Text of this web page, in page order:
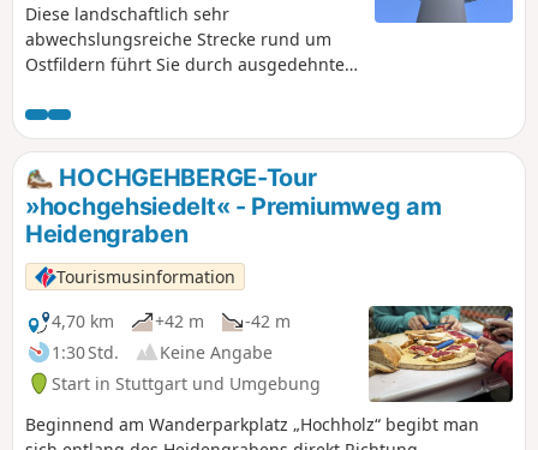
Diese landschaftlich sehr
abwechslungsreiche Strecke rund um
Ostfildern führt Sie durch ausgedehnte
Gemüseanbaugebiete. Die Strecke
wurde im Herbst mit dem Mountainbike
zurückgelegt. Nutzung der App
erforderlich_.
HOCHGEHBERGE-Tour
»hochgehsiedelt« - Premiumweg am
Heidengraben
Tourismusinformation
4,70 km
+42 m
-42 m
1:30 Std.
Keine Angabe
Start in Stuttgart und Umgebung
Beginnend am Wanderparkplatz „Hochholz“ begibt man